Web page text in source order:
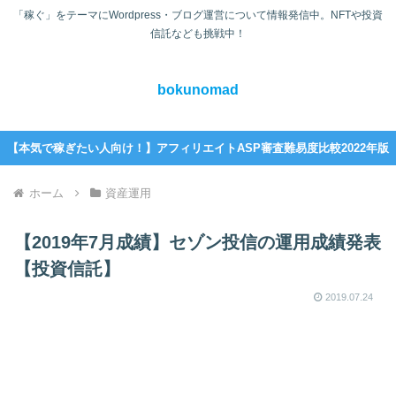
「稼ぐ」をテーマにWordpress・ブログ運営について情報発信中。NFTや投資
信託なども挑戦中！
bokunomad
【本気で稼ぎたい人向け！】アフィリエイトASP審査難易度比較2022年版
ホーム 資産運用
【2019年7月成績】セゾン投信の運用成績発表
【投資信託】
2019.07.24